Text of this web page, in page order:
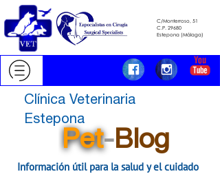
C/Monterroso, 51
C.P. 29680
​​​​​​​Estepona (Málaga)
Pet-Blog
Información útil para la salud y el cuidado
Clínica Veterinaria
Estepona